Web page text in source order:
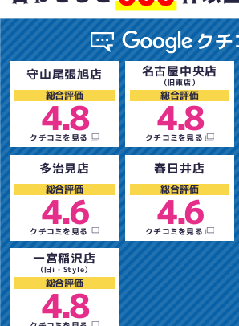
守山尾張旭店
総合評価
4.8
クチコミを見る
名古屋中央店
（旧東店）
総合評価
4.8
クチコミを見る
多治見店
総合評価
4.6
クチコミを見る
春日井店
総合評価
4.6
クチコミを見る
一宮稲沢店
（旧i・Style）
総合評価
4.8